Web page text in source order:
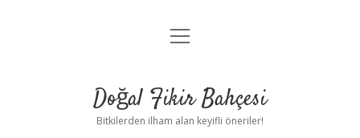
Anasayfa
Yasal Uyarı
menüyü
Doğal Fikir Bahçesi
Bitkilerden ilham alan keyifli öneriler!